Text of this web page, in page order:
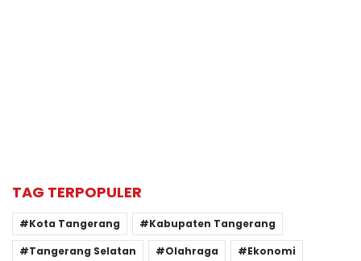
TAG TERPOPULER
Kota Tangerang
Kabupaten Tangerang
Tangerang Selatan
Olahraga
Ekonomi